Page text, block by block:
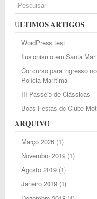
ULTIMOS ARTIGOS
WordPress test
Ilusionismo em Santa
Concurso para ingresso
Polícia Marítima
III Passeio de Clássicas
Boas Festas do Clube
ARQUIVO
Março 2026(1)
Novembro 2019(1)
Agosto 2019(1)
Janeiro 2019(1)